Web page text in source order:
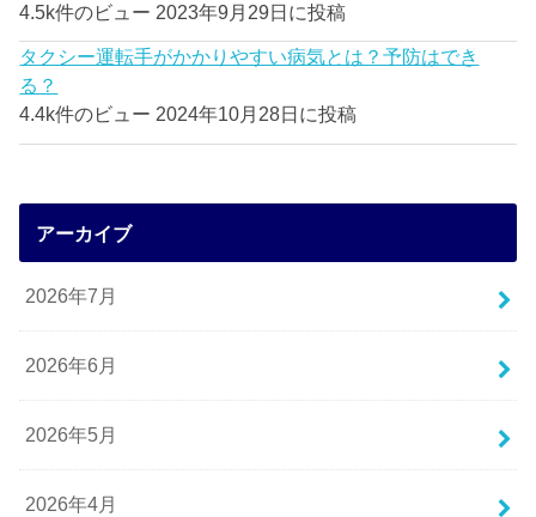
4.5k件のビュー 2023年9月29日に投稿
タクシー運転手がかかりやすい病気とは？予防はでき
る？
4.4k件のビュー 2024年10月28日に投稿
アーカイブ
2026年7月
2026年6月
2026年5月
2026年4月